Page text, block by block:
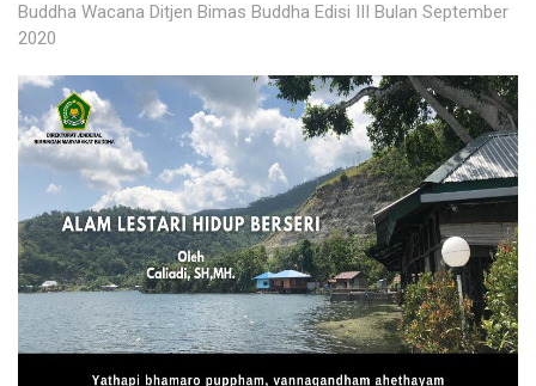
Buddha Wacana Ditjen Bimas Buddha Edisi III Bulan September
2020